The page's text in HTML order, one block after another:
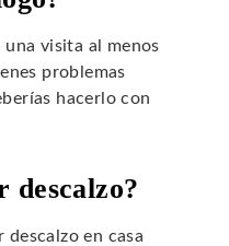
una visita al menos
problemas
hacerlo con
descalzo?
descalzo en casa